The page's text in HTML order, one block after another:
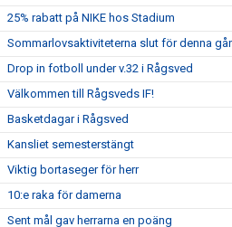
25% rabatt på NIKE hos Stadium
Sommarlovsaktiviteterna slut för denna
Drop in fotboll under v.32 i Rågsved
Välkommen till Rågsveds IF!
Basketdagar i Rågsved
Kansliet semesterstängt
Viktig bortaseger för herr
10:e raka för damerna
Sent mål gav herrarna en poäng